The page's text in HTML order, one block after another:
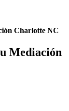
Charlotte NC
Mediación